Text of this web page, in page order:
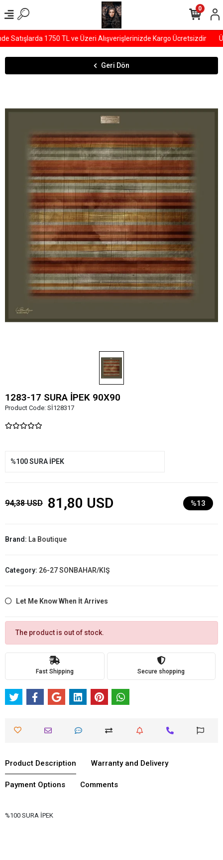
Satışlarda 1750 TL ve Üzeri Alışverişlerinizde Kargo Ücretsizdir
0
Geri Dön
1283-17 SURA İPEK 90X90
Product Code: Sİ128317
%100 SURA İPEK
94,38 USD 81,80 USD %13
Brand: La Boutique
Category: 26-27 SONBAHAR/KIŞ
Let Me Know When İt Arrives
The product is out of stock.
Fast Shipping Secure shopping
Product Description Warranty and Delivery
Payment Options Comments
%100 SURA İPEK